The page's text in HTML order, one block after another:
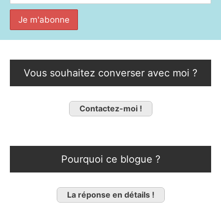
Vous souhaitez converser avec moi ?
Contactez-moi !
Pourquoi ce blogue ?
La réponse en détails !